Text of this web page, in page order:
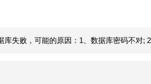
库失败，可能的原因：1、数据库密码不对; 2